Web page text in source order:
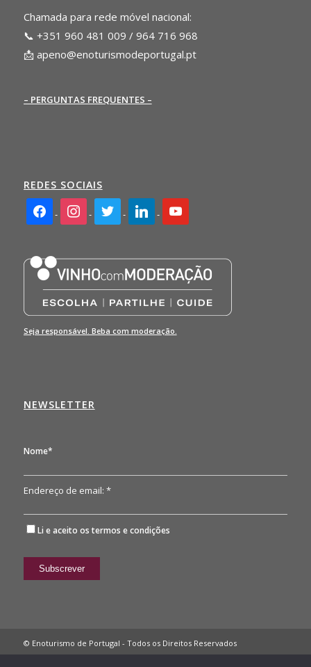
Chamada para rede móvel nacional:
📞 +351 960 481 009 / 964 716 968
📩 apeno@enoturismodeportugal.pt
– PERGUNTAS FREQUENTES –
REDES SOCIAIS
facebook2instagramtwitter linkedin youtube
Seja responsável. Beba com moderação.
NEWSLETTER
Nome*
Endereço de email: *
Li e aceito os termos e condições
© Enoturismo de Portugal - Todos os Direitos Reservados
Política de Privacidade